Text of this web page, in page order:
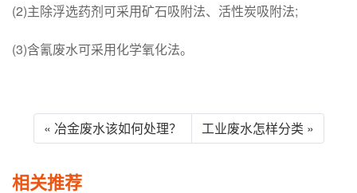
(2)主除浮选药剂可采用矿石吸附法、活性炭吸附法;
(3)含氰废水可采用化学氧化法。
« 冶金废水该如何处理？ 工业废水怎样分类 »
相关推荐